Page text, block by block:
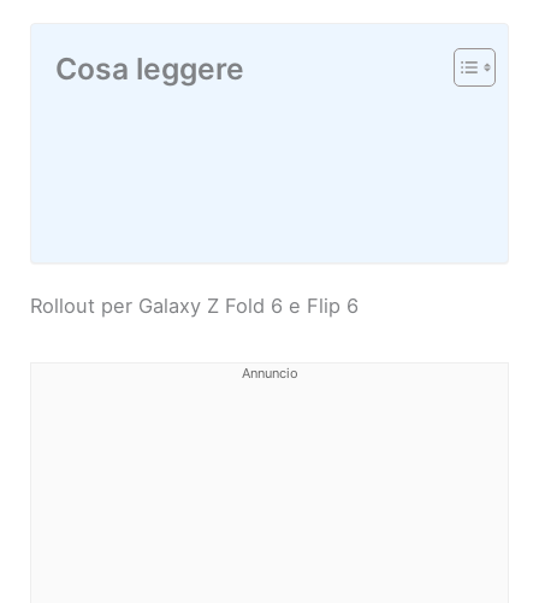
Cosa leggere
Rollout per Galaxy Z Fold 6 e Flip 6
Annuncio